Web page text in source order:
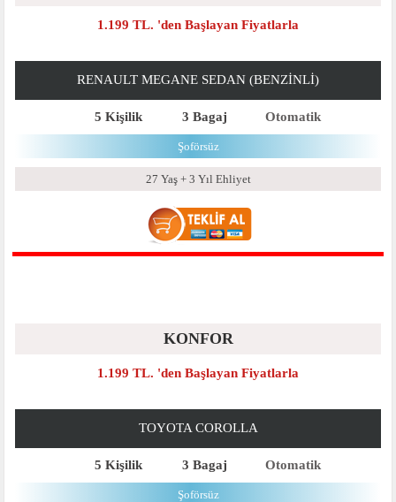
1.199 TL. 'den Başlayan Fiyatlarla
RENAULT MEGANE SEDAN (BENZINLI)
5 Kişilik 3 Bagaj Otomatik
Şoförsüz
27 Yaş + 3 Yıl Ehliyet
KONFOR
1.199 TL. 'den Başlayan Fiyatlarla
TOYOTA COROLLA
5 Kişilik 3 Bagaj Otomatik
Şoförsüz